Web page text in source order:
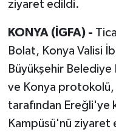
ziyaret edildi.
KONYA (İGFA) -
Bolat, Konya Valisi
Büyükşehir Belediye
ve Konya protokolü,
tarafından Ereğli'ye
Kampüsü'nü ziyaret